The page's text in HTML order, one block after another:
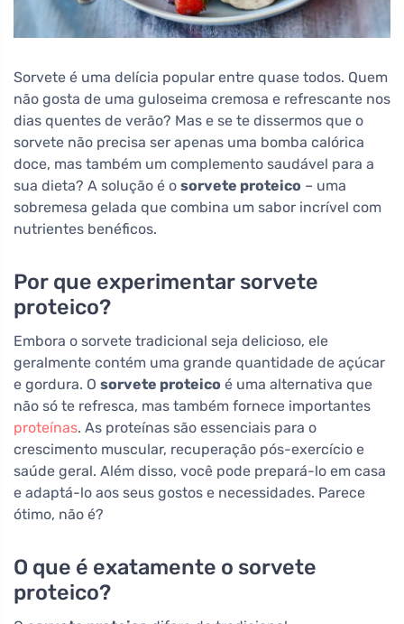
Sorvete é uma delícia popular entre quase todos. Quem
não gosta de uma guloseima cremosa e refrescante nos
dias quentes de verão? Mas e se te dissermos que o
sorvete não precisa ser apenas uma bomba calórica
doce, mas também um complemento saudável para a
sua dieta? A solução é o sorvete proteico – uma
sobremesa gelada que combina um sabor incrível com
nutrientes benéficos.
Por que experimentar sorvete
proteico?
Embora o sorvete tradicional seja delicioso, ele
geralmente contém uma grande quantidade de açúcar
e gordura. O sorvete proteico é uma alternativa que
não só te refresca, mas também fornece importantes
proteínas. As proteínas são essenciais para o
crescimento muscular, recuperação pós-exercício e
saúde geral. Além disso, você pode prepará-lo em casa
e adaptá-lo aos seus gostos e necessidades. Parece
ótimo, não é?
O que é exatamente o sorvete
proteico?